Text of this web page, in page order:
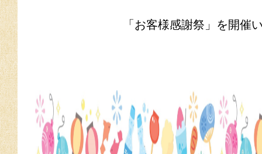
「お客様感謝祭」を開催